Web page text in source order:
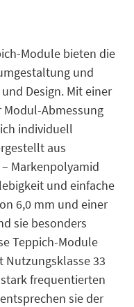
Module bieten die
und
Design. Mit einer
Modul-Abmessung
individuell
aus
Markenpolyamid
und einfache
6,0 mm und einer
sie besonders
Teppich-Module
Nutzungsklasse 33
frequentierten
sie der